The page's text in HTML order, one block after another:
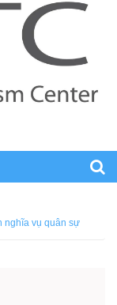
nghĩa vụ quân sự